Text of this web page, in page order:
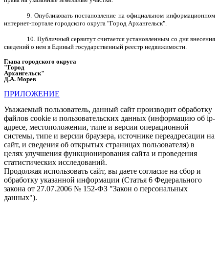
9. Опубликовать постановление на официальном информационном
интернет-портале городского округа "Город Архангельск".
10. Публичный сервитут считается установленным со дня внесения
сведений о нем в Единый государственный реестр недвижимости.
Глава городского округа
"Город
Архангельск"
Д.А. Морев
ПРИЛОЖЕНИЕ
Уважаемый пользователь, данный сайт производит обработку
файлов cookie и пользовательских данных (информацию об ip-
адресе, местоположении, типе и версии операционной
системы, типе и версии браузера, источнике переадресации на
сайт, и сведения об открытых страницах пользователя) в
целях улучшения функционирования сайта и проведения
статистических исследований.
Продолжая использовать сайт, вы даете согласие на сбор и
обработку указанной информации (Статья 6 Федерального
закона от 27.07.2006 № 152-ФЗ "Закон о персональных
данных").